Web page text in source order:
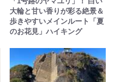
大輪と甘い香りが彩る絶景＆
歩きやすいメインルート「夏
のお花見」ハイキング